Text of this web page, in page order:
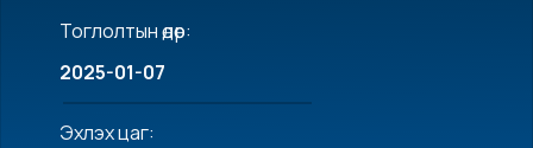
Тоглолтын өдөр:
2025-01-07
Эхлэх цаг: